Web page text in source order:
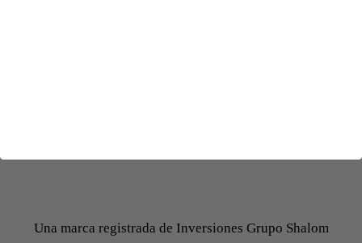
Una marca registrada de Inversiones Grupo Shalom